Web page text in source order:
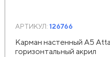
АРТИКУЛ: 126766
Карман настенный А5
горизонтальный акрил